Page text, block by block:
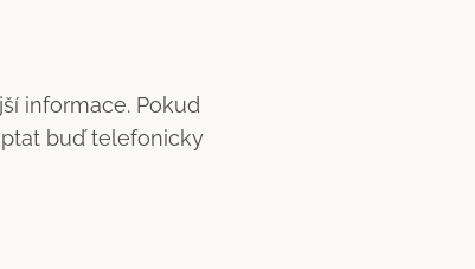
informace. Pokud
buď telefonicky